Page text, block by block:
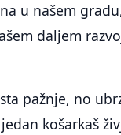
u našem
daljem
pažnje, no
košarkaš